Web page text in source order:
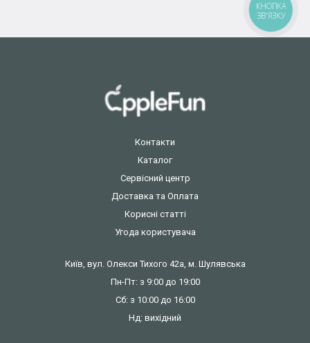
Контакти
Каталог
Сервісний центр
Доставка та Оплата
Корисні статті
Угода користувача
Київ, вул. Олекси Тихого 42а, м. Шулявська
Пн-Пт: з 9:00 до 19:00
Сб: з 10:00 до 16:00
Нд: вихідний
КНОПКА
ЗВ'ЯЗКУ